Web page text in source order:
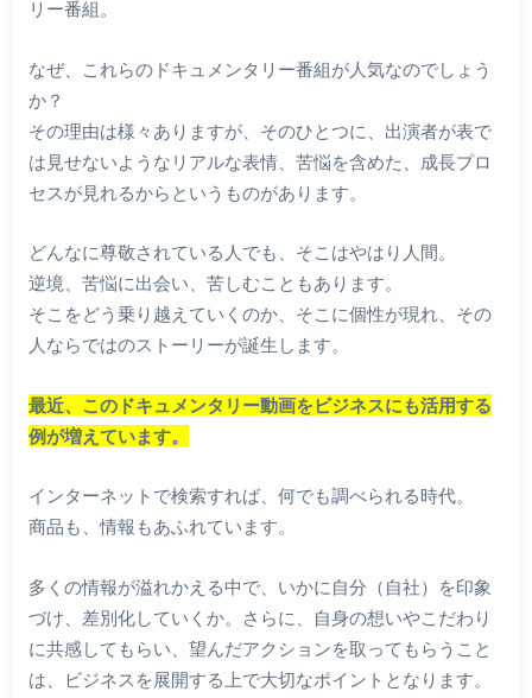
リー番組。
なぜ、これらのドキュメンタリー番組が人気なのでしょう
か？
その理由は様々ありますが、そのひとつに、出演者が表で
は見せないようなリアルな表情、苦悩を含めた、成長プロ
セスが見れるからというものがあります。
どんなに尊敬されている人でも、そこはやはり人間。
逆境、苦悩に出会い、苦しむこともあります。
そこをどう乗り越えていくのか、そこに個性が現れ、その
人ならではのストーリーが誕生します。
最近、このドキュメンタリー動画をビジネスにも活用する
例が増えています。
インターネットで検索すれば、何でも調べられる時代。
商品も、情報もあふれています。
多くの情報が溢れかえる中で、いかに自分（自社）を印象
づけ、差別化していくか。さらに、自身の想いやこだわり
に共感してもらい、望んだアクションを取ってもらうこと
は、ビジネスを展開する上で大切なポイントとなります。